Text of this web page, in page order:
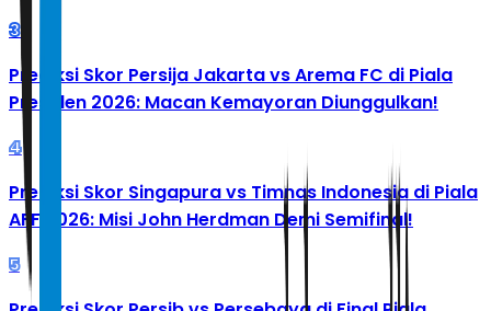
3
Prediksi Skor Persija Jakarta vs Arema FC di Piala
Presiden 2026: Macan Kemayoran Diunggulkan!
4
Prediksi Skor Singapura vs Timnas Indonesia di Piala
AFF 2026: Misi John Herdman Demi Semifinal!
5